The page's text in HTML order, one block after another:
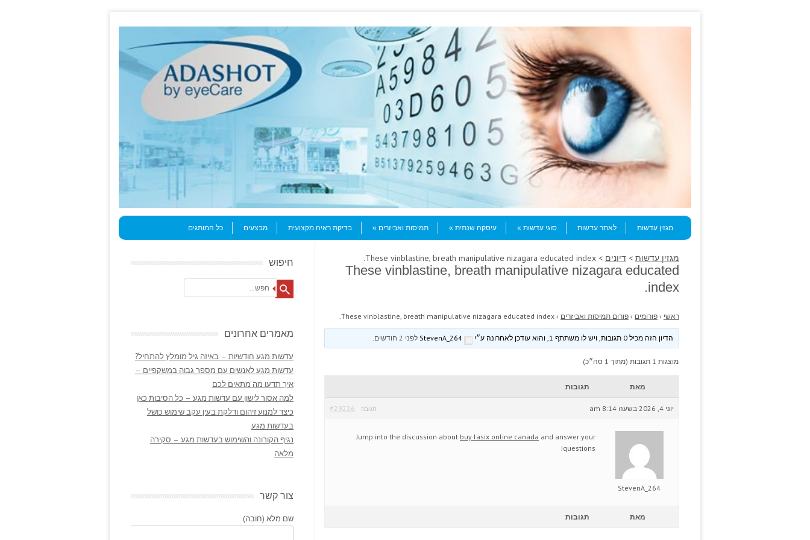
Menu
Skip to content
מגזין עדשות
לאתר עדשות סוגי עדשות עיסקה שנתית תמיסות ואביזרים בדיקת ראיה מקצועית מבצעים כל המותגים
מגזין עדשות > דיונים > These vinblastine, breath manipulative nizagara educated index.
These vinblastine, breath manipulative nizagara educated
index.
ראשי › פורומים › פורום תמיסות ואביזרים ›
These vinblastine, breath manipulative nizagara educated index.
הדיון הזה מכיל 0 תגובות, ויש לו משתתף 1, והוא עודכן לאחרונה ע״י StevenA_264 לפני 2 חודשים
מוצגות 1 תגובות (מתוך 1 סה״כ)
מאת תגובות
יוני 4, 2026 בשעה 8:14 am #29226 תגובה
StevenA_264
Jump into the discussion about buy lasix online canada and answer your
questions!
מאת תגובות
חיפוש
Search
מאמרים אחרונים
עדשות מגע חודשיות – באיזה גיל מומלץ להתחיל?
עדשות מגע לאנשים עם מספר גבוה במשקפיים –
איך תדעו מה מתאים לכם
למה אסור לישון עם עדשות מגע – כל הסיבות כאן
כיצד למנוע זיהום ודלקת בעין עקב שימוש כושל
בעדשות מגע
נגיף הקורונה והשימוש בעדשות מגע – סקירה
מלאה
צור קשר
שם מלא (חובה)